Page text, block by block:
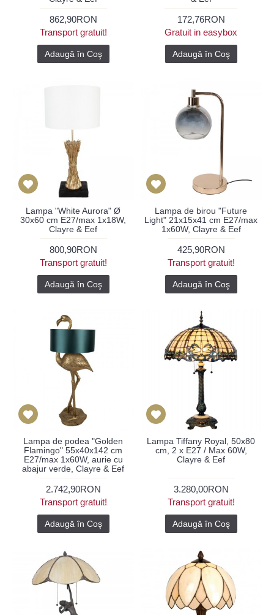
862,90RON
Transport gratuit!
Adaugă în Coş
172,76RON
Gratuit in easybox
Adaugă în Coş
Lampa "White Aurora" Ø
30x60 cm E27/max 1x18W,
Clayre & Eef
800,90RON
Transport gratuit!
Adaugă în Coş
Lampa de birou "Future
Light" 21x15x41 cm E27/max
1x60W, Clayre & Eef
425,90RON
Transport gratuit!
Adaugă în Coş
Lampa de podea "Golden
Flamingo" 55x40x142 cm
E27/max 1x60W, aurie cu
abajur verde, Clayre & Eef
2.742,90RON
Transport gratuit!
Adaugă în Coş
Lampa Tiffany Royal, 50x80
cm, 2 x E27 / Max 60W,
Clayre & Eef
3.280,00RON
Transport gratuit!
Adaugă în Coş